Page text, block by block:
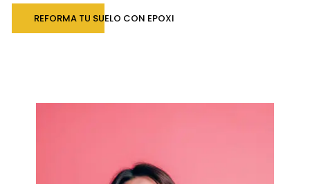
REFORMA TU SUELO CON EPOXI